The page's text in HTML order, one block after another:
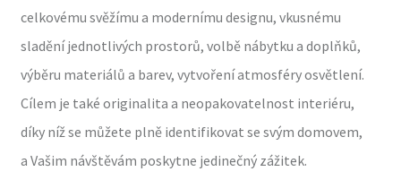
celkovému svěžímu a modernímu designu, vkusnému
sladění jednotlivých prostorů, volbě nábytku a doplňků,
výběru materiálů a barev, vytvoření atmosféry osvětlení.
Cílem je také originalita a neopakovatelnost interiéru,
díky níž se můžete plně identifikovat se svým domovem,
a Vašim návštěvám poskytne jedinečný zážitek.